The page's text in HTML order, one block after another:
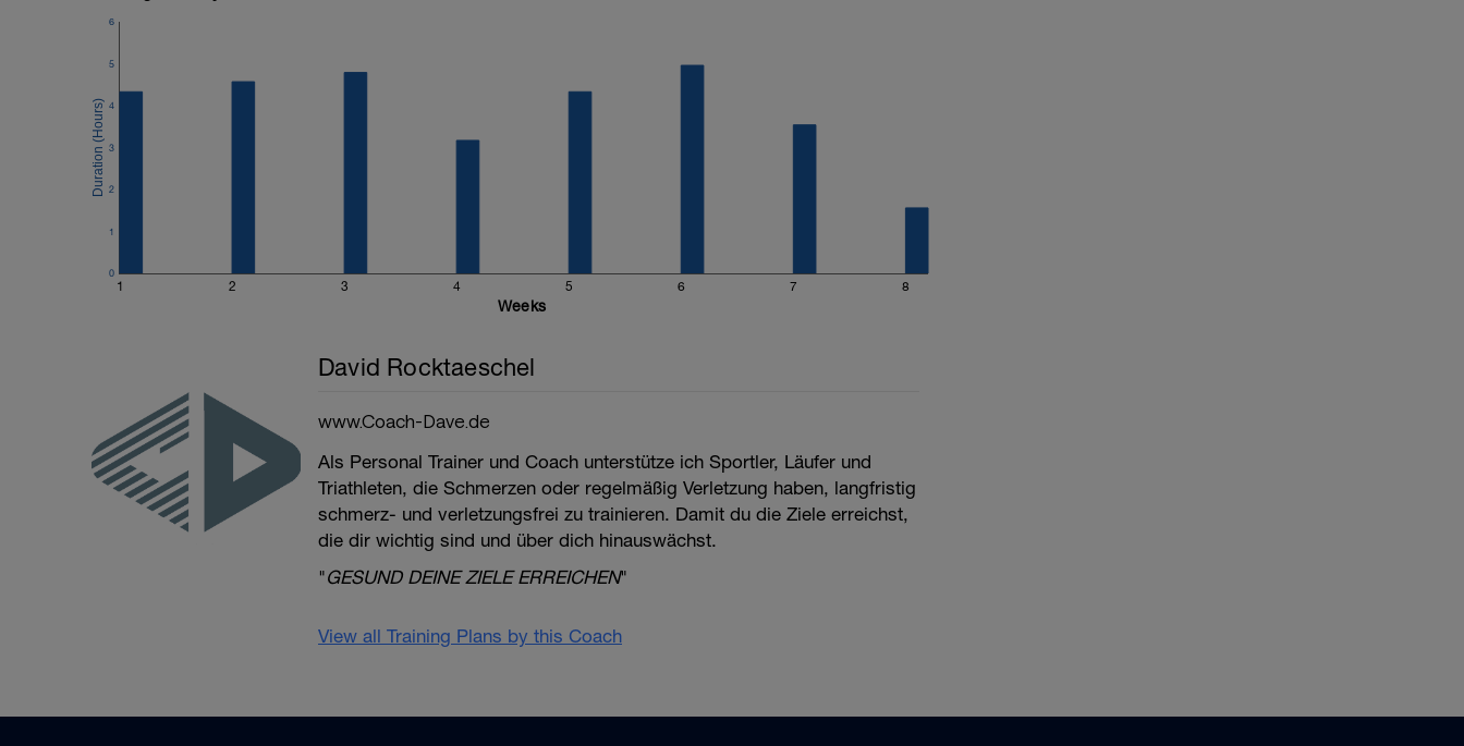
1 2 3 4 5 6 7 8
0
1
2
3
4
5
6
Weeks
David Rocktaeschel
www.Coach-Dave.de
Als Personal Trainer und Coach unterstütze ich Sportler, Läufer und
Triathleten, die Schmerzen oder regelmäßig Verletzung haben, langfristig
schmerz- und verletzungsfrei zu trainieren. Damit du die Ziele erreichst,
die dir wichtig sind und über dich hinauswächst.
"GESUND DEINE ZIELE ERREICHEN"
View all Training Plans by this Coach